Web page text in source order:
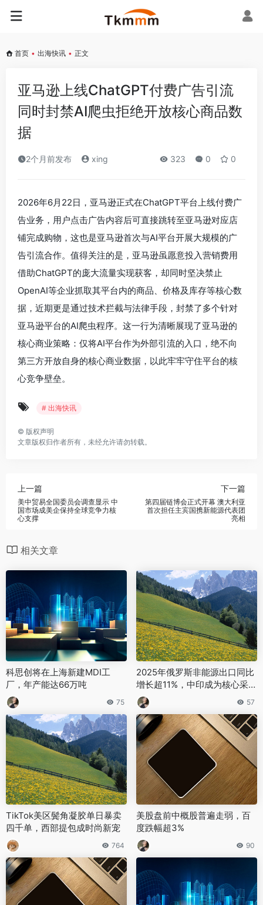
首页 • 出海快讯 • 正文
亚马逊上线ChatGPT付费广告引流
同时封禁AI爬虫拒绝开放核心商品数
据
2个月前发布 xing 323 0 0
2026年6月22日，亚马逊正式在ChatGPT平台上线付费广
告业务，用户点击广告内容后可直接跳转至亚马逊对应店
铺完成购物，这也是亚马逊首次与AI平台开展大规模的广
告引流合作。值得关注的是，亚马逊虽愿意投入营销费用
借助ChatGPT的庞大流量实现获客，却同时坚决禁止
OpenAI等企业抓取其平台内的商品、价格及库存等核心数
据，近期更是通过技术拦截与法律手段，封禁了多个针对
亚马逊平台的AI爬虫程序。这一行为清晰展现了亚马逊的
核心商业策略：仅将AI平台作为外部引流的入口，绝不向
第三方开放自身的核心商业数据，以此牢牢守住平台的核
心竞争壁垒。
# 出海快讯
© 版权声明
文章版权归作者所有，未经允许请勿转载。
上一篇
美中贸易全国委员会调查显示 中
国市场成美企保持全球竞争力核
心支撑
下一篇
第四届链博会正式开幕 澳大利亚
首次担任主宾国携新能源代表团
亮相
相关文章
科思创将在上海新建MDI工
厂，年产能达66万吨
75
2025年俄罗斯非能源出口同比
增长超11%，中印成为核心采购
方
57
TikTok美区鬓角凝胶单日暴卖
四千单，西部提包成时尚新宠
764
美股盘前中概股普遍走弱，百
度跌幅超3%
90